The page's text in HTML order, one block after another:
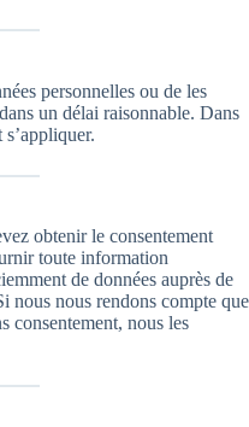
personnelles ou de les
un délai raisonnable. Dans
obtenir le consentement
toute information
de données auprès de
nous nous rendons compte que
consentement, nous les